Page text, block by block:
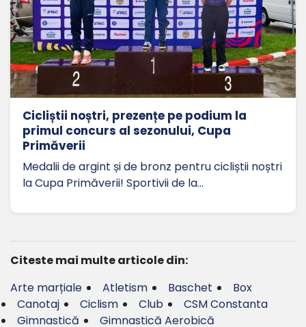
Cicliștii noștri, prezențe pe podium la
primul concurs al sezonului, Cupa
Primăverii
Medalii de argint și de bronz pentru cicliștii noștri
la Cupa Primăverii! Sportivii de la…
Citeste mai multe articole din:
Arte marțiale
Atletism Baschet
Box
Canotaj
Ciclism Club
CSM Constanta
Gimnastică
Gimnastică Aerobică